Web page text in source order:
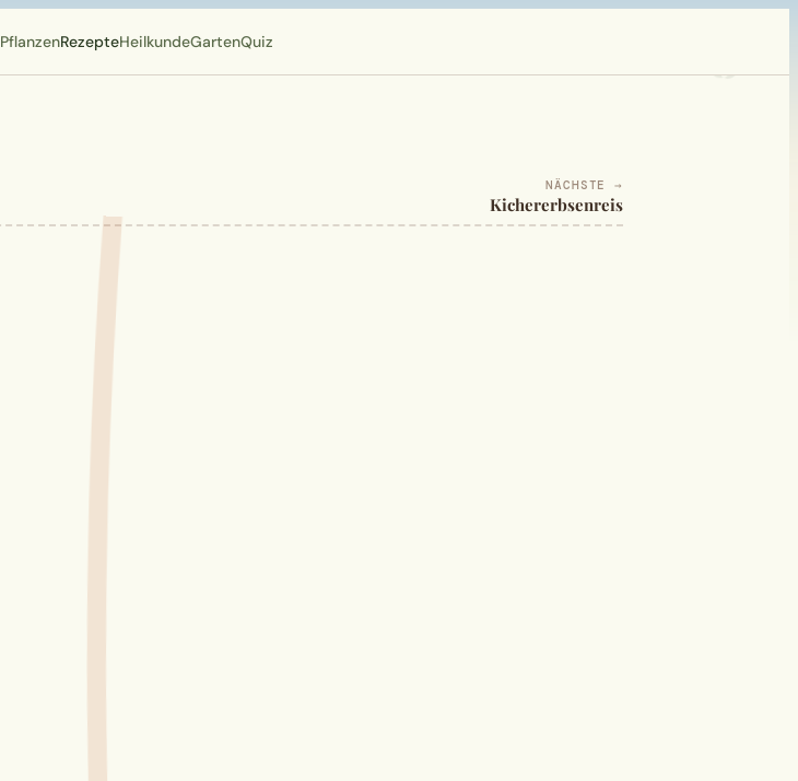
PflanzenRezepteHeilkundeGartenQuiz
NÄCHSTE →
Kichererbsenreis